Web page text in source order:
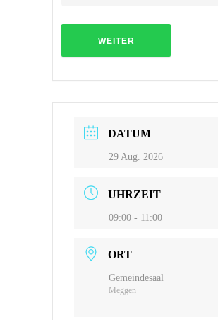
WEITER
DATUM
29 Aug. 2026
UHRZEIT
09:00 - 11:00
ORT
Gemeindesaal
Meggen